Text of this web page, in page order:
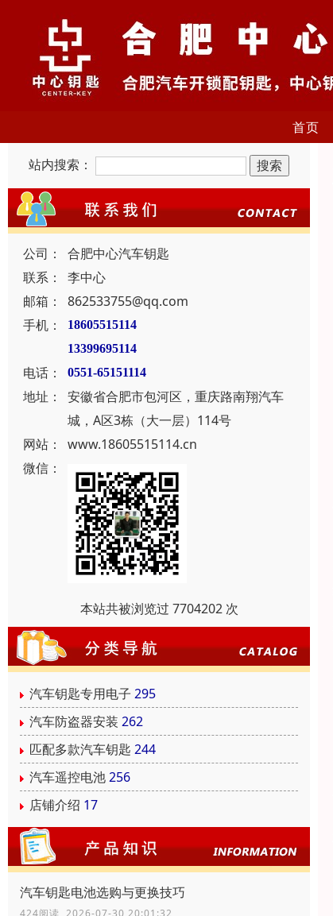
首页
站内搜索：
公司：
合肥中心汽车钥匙
联系：
李中心
邮箱：
862533755@qq.com
手机：
18605515114
13399695114
电话： 0551-65151114
地址：
安徽省合肥市包河区，重庆路南翔汽车
城，A区3栋（大一层）114号
网站：
www.18605515114.cn
微信：
本站共被浏览过 7704202 次
汽车钥匙专用电子 295
汽车防盗器安装 262
匹配多款汽车钥匙 244
汽车遥控电池256
店铺介绍 17
汽车钥匙电池选购与更换技巧